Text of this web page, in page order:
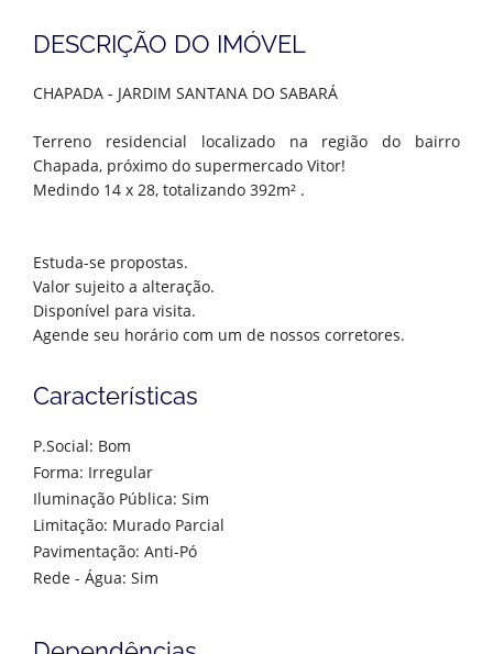
DESCRIÇÃO DO IMÓVEL
CHAPADA - JARDIM SANTANA DO SABARÁ
Terreno residencial localizado na região do bairro
Chapada, próximo do supermercado Vitor!
Medindo 14 x 28, totalizando 392m² .
Estuda-se propostas.
Valor sujeito a alteração.
Disponível para visita.
Agende seu horário com um de nossos corretores.
Características
P.Social: Bom
Forma: Irregular
Iluminação Pública: Sim
Limitação: Murado Parcial
Pavimentação: Anti-Pó
Rede - Água: Sim